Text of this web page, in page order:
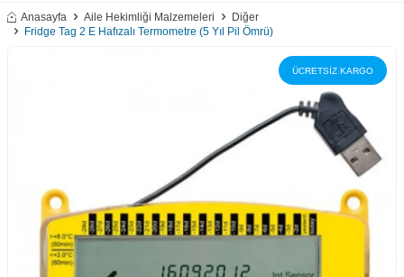
Anasayfa Aile Hekimliği Malzemeleri
Diğer
Fridge Tag 2 E Hafızalı Termometre (5 Yıl Pil Ömrü)
ÜCRETSİZ KARGO